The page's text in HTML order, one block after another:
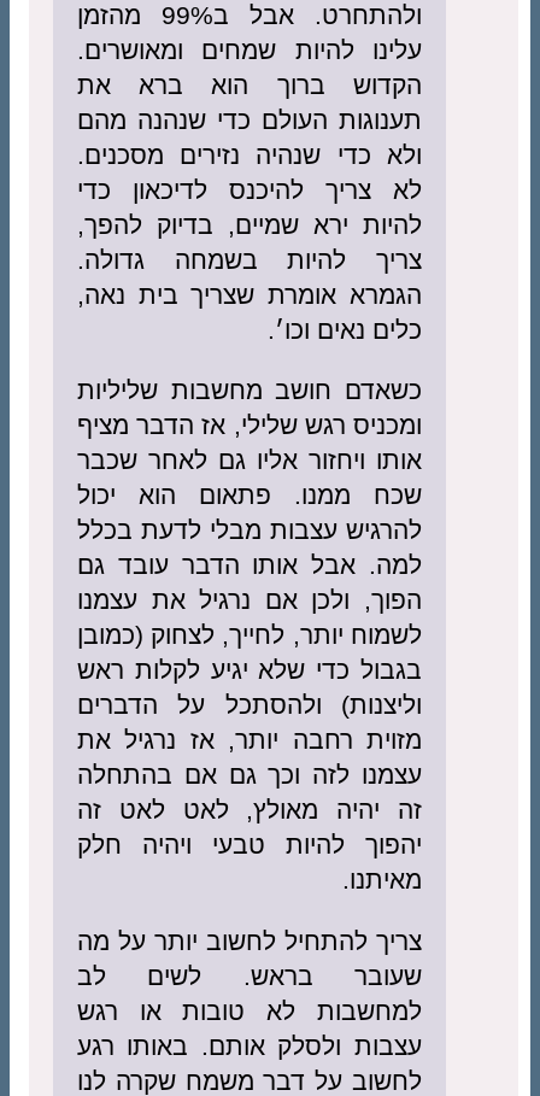
ולהתחרט. אבל ב99% מהזמן
עלינו להיות שמחים ומאושרים.
הקדוש ברוך הוא ברא את
תענוגות העולם כדי שנהנה מהם
ולא כדי שנהיה נזירים מסכנים.
לא צריך להיכנס לדיכאון כדי
להיות ירא שמיים, בדיוק להפך,
צריך להיות בשמחה גדולה.
הגמרא אומרת שצריך בית נאה,
כלים נאים וכו׳.
כשאדם חושב מחשבות שליליות
ומכניס רגש שלילי, אז הדבר מציף
אותו ויחזור אליו גם לאחר שכבר
שכח ממנו. פתאום הוא יכול
להרגיש עצבות מבלי לדעת בכלל
למה. אבל אותו הדבר עובד גם
הפוך, ולכן אם נרגיל את עצמנו
לשמוח יותר, לחייך, לצחוק (כמובן
בגבול כדי שלא יגיע לקלות ראש
וליצנות) ולהסתכל על הדברים
מזוית רחבה יותר, אז נרגיל את
עצמנו לזה וכך גם אם בהתחלה
זה יהיה מאולץ, לאט לאט זה
יהפוך להיות טבעי ויהיה חלק
מאיתנו.
צריך להתחיל לחשוב יותר על מה
שעובר בראש. לשים לב
למחשבות לא טובות או רגש
עצבות ולסלק אותם. באותו רגע
לחשוב על דבר משמח שקרה לנו